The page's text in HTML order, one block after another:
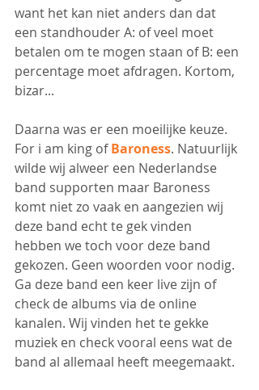
want het kan niet anders dan dat
een standhouder A: of veel moet
betalen om te mogen staan of B: een
percentage moet afdragen. Kortom,
bizar...
Daarna was er een moeilijke keuze.
For i am king of Baroness. Natuurlijk
wilde wij alweer een Nederlandse
band supporten maar Baroness
komt niet zo vaak en aangezien wij
deze band echt te gek vinden
hebben we toch voor deze band
gekozen. Geen woorden voor nodig.
Ga deze band een keer live zijn of
check de albums via de online
kanalen. Wij vinden het te gekke
muziek en check vooral eens wat de
band al allemaal heeft meegemaakt.